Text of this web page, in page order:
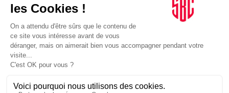
Agence web:Novius